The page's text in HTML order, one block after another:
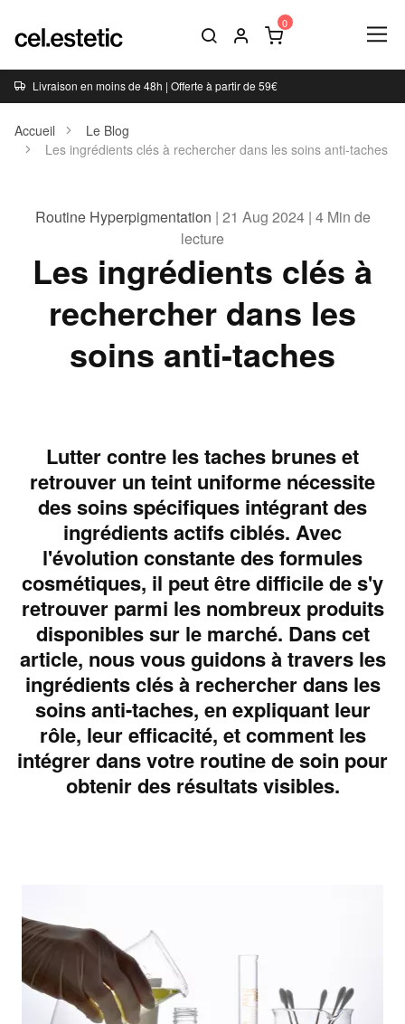
Livraison en moins de 48h | Offerte à partir de 59€
Accueil
Le Blog
Les ingrédients clés à rechercher dans les soins anti-taches
Routine Hyperpigmentation | 21 Aug 2024 | 4 Min de
lecture
Les ingrédients clés à
rechercher dans les
soins anti-taches
Lutter contre les taches brunes et
retrouver un teint uniforme nécessite
des soins spécifiques intégrant des
ingrédients actifs ciblés. Avec
l'évolution constante des formules
cosmétiques, il peut être difficile de s'y
retrouver parmi les nombreux produits
disponibles sur le marché. Dans cet
article, nous vous guidons à travers les
ingrédients clés à rechercher dans les
soins anti-taches, en expliquant leur
rôle, leur efficacité, et comment les
intégrer dans votre routine de soin pour
obtenir des résultats visibles.